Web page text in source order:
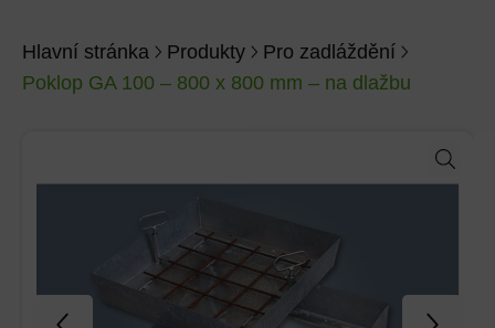
Hlavní stránka Produkty
Pro zadláždění
Poklop GA 100 – 800 x 800 mm – na dlažbu